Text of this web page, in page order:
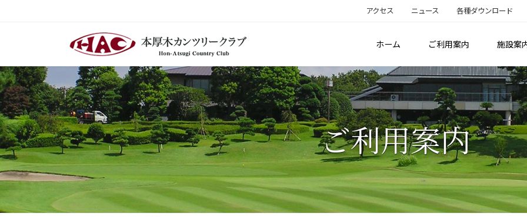
ツ
へ
ス
キ
ッ
プ
シ
ョ
ン
に
移
動
アクセス ニュース 各種ダウンロード
ホーム ご利用案内 施設案
ご利用案内